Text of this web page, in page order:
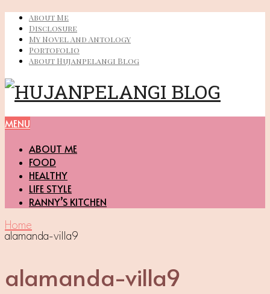
About Me
Disclosure
My Novel And Antology
Portofolio
About Hujanpelangi Blog
MENU
ABOUT ME
FOOD
HEALTHY
LIFE STYLE
RANNY’S KITCHEN
Home
alamanda-villa9
alamanda-villa9